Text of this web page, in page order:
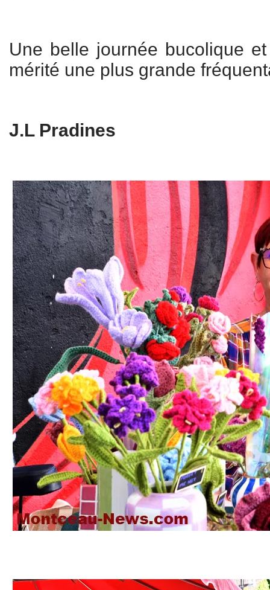
Une belle journée bucolique
mérité une plus grande
J.L Pradines